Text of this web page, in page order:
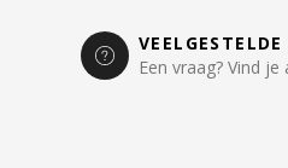
Een vraag? Vind